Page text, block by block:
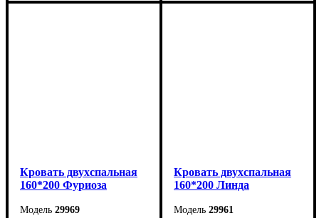
Ширина: 170 см
Ширина: 170 см
Кровать двухспальная
160*200 Фуриоза
29969
Кровать двухспальная
160*200 Линда
29961